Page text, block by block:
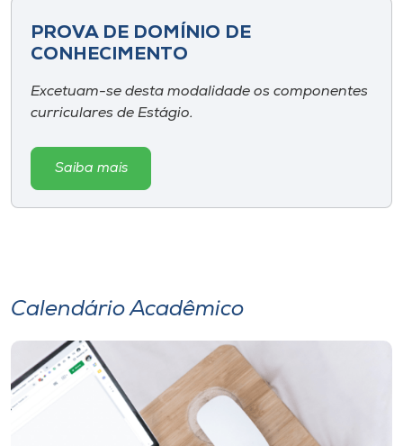
PROVA DE DOMÍNIO DE
CONHECIMENTO
Excetuam-se desta modalidade os componentes
curriculares de Estágio.
Saiba mais
Calendário Acadêmico